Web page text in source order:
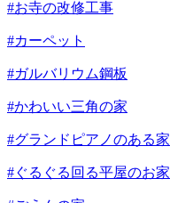
#お寺の改修工事
#カーペット
#ガルバリウム鋼板
#かわいい三角の家
#グランドピアノのある家
#ぐるぐる回る平屋のお家